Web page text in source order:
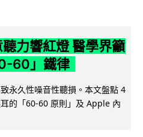
力響紅燈 醫學界籲
60」鐵律
永久性噪音性聽損。本文盤點 4
的「60-60 原則」及 Apple 內